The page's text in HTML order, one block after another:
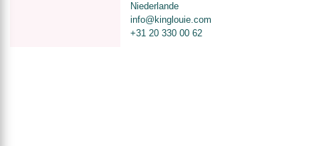
Niederlande
info@kinglouie.com
+31 20 330 00 62